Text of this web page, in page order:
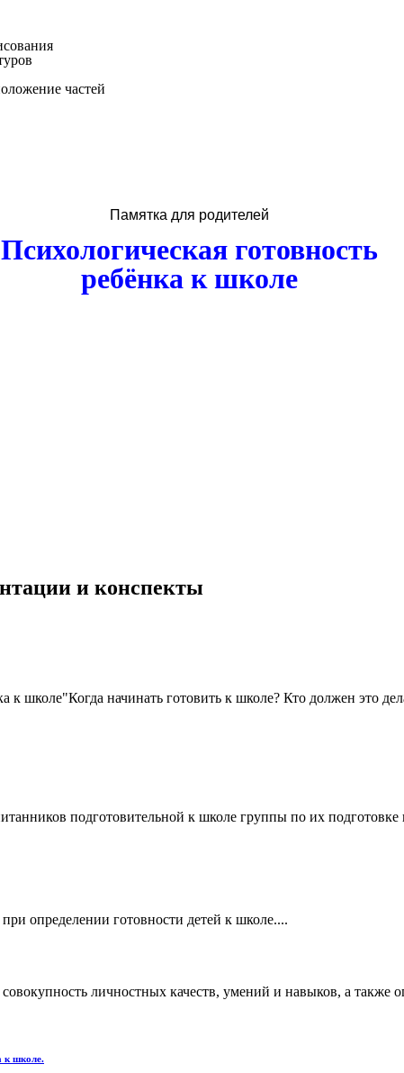
частей
Памятка для родителей
Психологическая готовность
ребёнка к школе
и конспекты
к школе"Когда начинать готовить к школе? Кто должен это
подготовительной к школе группы по их
определении готовности детей к школе....
личностных качеств, умений и навыков, а
к школе.